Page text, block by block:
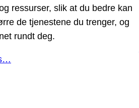
ressurser, slik at du bedre kan
de tjenestene du trenger, og
rundt deg.